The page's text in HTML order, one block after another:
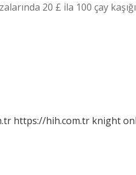
20 £ ila 100 çay kaşığı
https://hih.com.tr knight